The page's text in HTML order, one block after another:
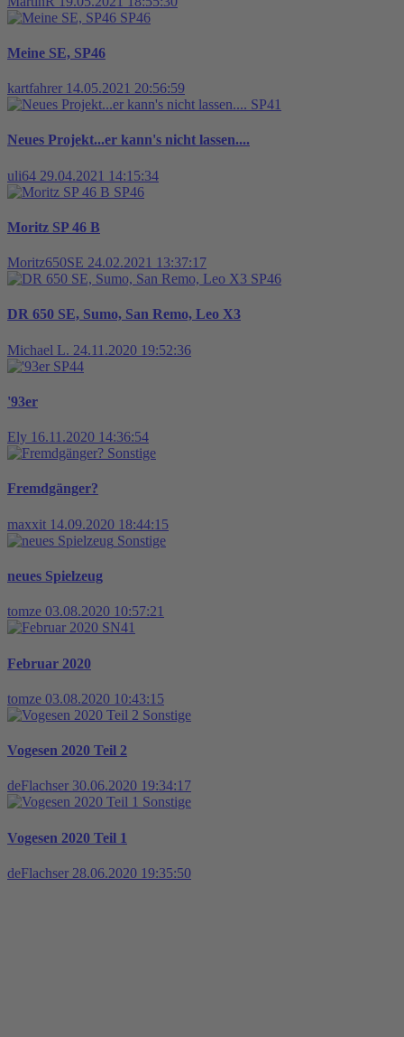
SP46
Meine SE, SP46
kartfahrer 14.05.2021 20:56:59
SP41
Neues Projekt...er kann's nicht lassen....
uli64 29.04.2021 14:15:34
SP46
Moritz SP 46 B
Moritz650SE 24.02.2021 13:37:17
SP46
DR 650 SE, Sumo, San Remo, Leo X3
Michael L. 24.11.2020 19:52:36
SP44
'93er
Ely 16.11.2020 14:36:54
Sonstige
Fremdgänger?
maxxit 14.09.2020 18:44:15
Sonstige
neues Spielzeug
tomze 03.08.2020 10:57:21
SN41
Februar 2020
tomze 03.08.2020 10:43:15
Sonstige
Vogesen 2020 Teil 2
deFlachser 30.06.2020 19:34:17
Sonstige
Vogesen 2020 Teil 1
deFlachser 28.06.2020 19:35:50